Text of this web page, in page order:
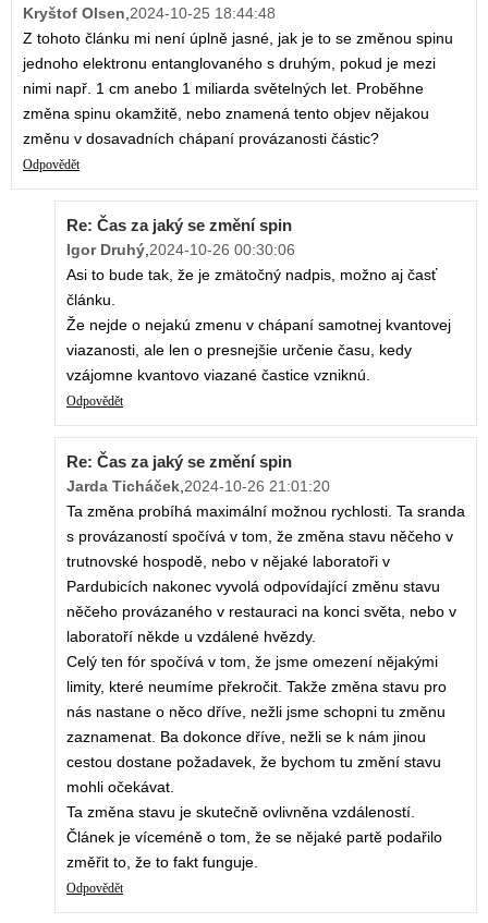
Kryštof Olsen 2024-10-25 18:44:48
Z tohoto článku mi není úplně jasné, jak je to se změnou spinu
jednoho elektronu entanglovaného s druhým, pokud je mezi
nimi např. 1 cm anebo 1 miliarda světelných let. Proběhne
změna spinu okamžitě, nebo znamená tento objev nějakou
změnu v dosavadních chápaní provázanosti částic?
Odpovědět
Re: Čas za jaký se změní spin
Igor Druhý 2024-10-26 00:30:06
Asi to bude tak, že je zmätočný nadpis, možno aj časť
článku.
Že nejde o nejakú zmenu v chápaní samotnej kvantovej
viazanosti, ale len o presnejšie určenie času, kedy
vzájomne kvantovo viazané častice vzniknú.
Odpovědět
Re: Čas za jaký se změní spin
Jarda Ticháček 2024-10-26 21:01:20
Ta změna probíhá maximální možnou rychlosti. Ta sranda
s provázaností spočívá v tom, že změna stavu něčeho v
trutnovské hospodě, nebo v nějaké laboratoři v
Pardubicích nakonec vyvolá odpovídající změnu stavu
něčeho provázaného v restauraci na konci světa, nebo v
laboratoří někde u vzdálené hvězdy.
Celý ten fór spočívá v tom, že jsme omezení nějakými
limity, které neumíme překročit. Takže změna stavu pro
nás nastane o něco dříve, nežli jsme schopni tu změnu
zaznamenat. Ba dokonce dříve, nežli se k nám jinou
cestou dostane požadavek, že bychom tu změní stavu
mohli očekávat.
Ta změna stavu je skutečně ovlivněna vzdáleností.
Článek je víceméně o tom, že se nějaké partě podařilo
změřit to, že to fakt funguje.
Odpovědět